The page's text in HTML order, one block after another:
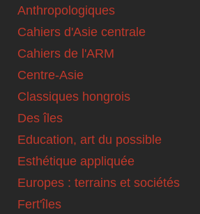
Anthropologiques
Cahiers d'Asie centrale
Cahiers de l'ARM
Centre-Asie
Classiques hongrois
Des îles
Education, art du possible
Esthétique appliquée
Europes : terrains et sociétés
Fert'îles